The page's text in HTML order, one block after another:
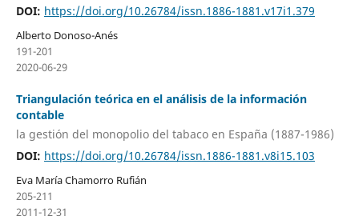
DOI: https://doi.org/10.26784/issn.1886-1881.v17i1.379
Alberto Donoso-Anés
191-201
2020-06-29
Triangulación teórica en el análisis de la información
contable
la gestión del monopolio del tabaco en España (1887-1986)
DOI: https://doi.org/10.26784/issn.1886-1881.v8i15.103
Eva María Chamorro Rufián
205-211
2011-12-31